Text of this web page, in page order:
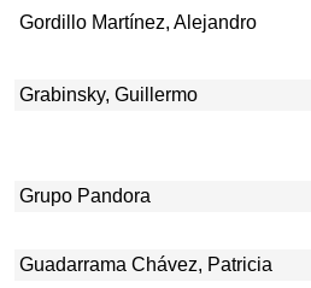
Gordillo Martínez, Alejandro
Grabinsky, Guillermo
Grupo Pandora
Guadarrama Chávez, Patricia